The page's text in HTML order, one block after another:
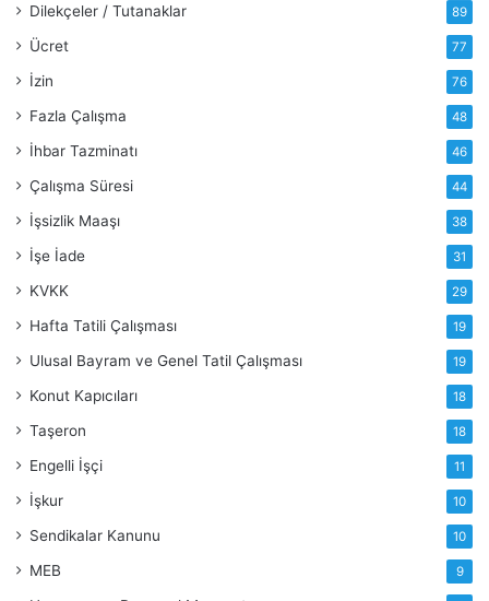
Dilekçeler / Tutanaklar 89
Ücret 77
İzin 76
Fazla Çalışma 48
İhbar Tazminatı 46
Çalışma Süresi 44
İşsizlik Maaşı 38
İşe İade 31
KVKK 29
Hafta Tatili Çalışması 19
Ulusal Bayram ve Genel Tatil Çalışması 19
Konut Kapıcıları 18
Taşeron 18
Engelli İşçi 11
İşkur 10
Sendikalar Kanunu 10
MEB 9